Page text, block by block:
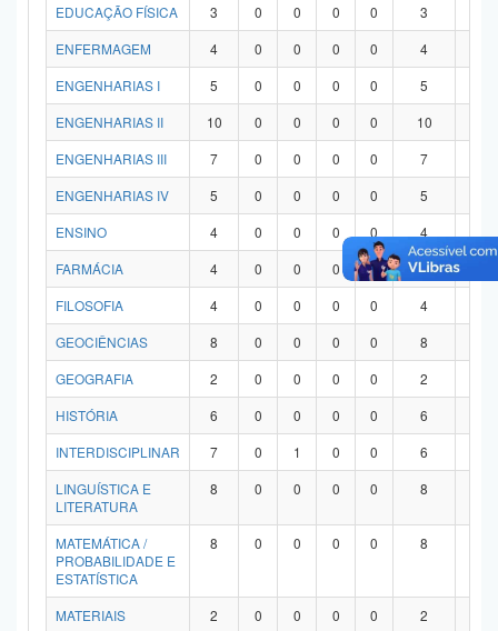
EDUCAÇÃO FÍSICA
3 0 0 0 0 3
ENFERMAGEM
4 0 0 0 0 4
ENGENHARIAS I
5 0 0 0 0 5
ENGENHARIAS II
10 0 0 0 0 10
ENGENHARIAS III
7 0 0 0 0 7
ENGENHARIAS IV
5 0 0 0 0 5
ENSINO
4 0 0 0 0 4
FARMÁCIA
4 0 0 0 0 4
FILOSOFIA
4 0 0 0 0 4
GEOCIÊNCIAS
8 0 0 0 0 8
GEOGRAFIA
2 0 0 0 0 2
HISTÓRIA
6 0 0 0 0 6
INTERDISCIPLINAR
7 0 1 0 0 6
LINGUÍSTICA E
LITERATURA
8 0 0 0 0 8
MATEMÁTICA /
PROBABILIDADE E
ESTATÍSTICA
8 0 0 0 0 8
MATERIAIS 2 0 0 0 0 2